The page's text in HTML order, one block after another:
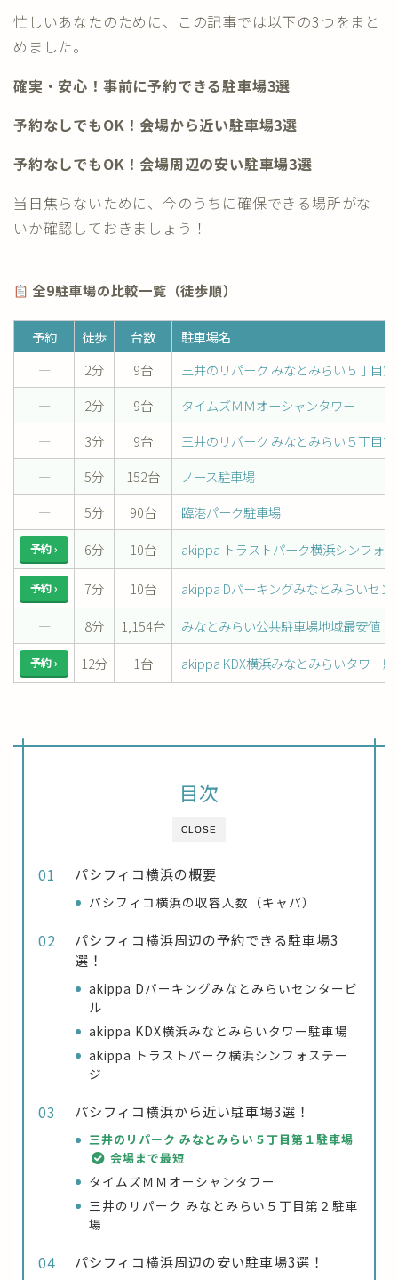
忙しいあなたのために、この記事では以下の3つをまと
めました。
確実・安心！事前に予約できる駐車場3選
予約なしでもOK！会場から近い駐車場3選
予約なしでもOK！会場周辺の安い駐車場3選
当日焦らないために、今のうちに確保できる場所がな
いか確認しておきましょう！
全9駐車場の比較一覧（徒歩順）
予約 徒歩 台数
駐車場名
―
2分 9台
三井のリパーク みなとみらい５丁目
―
2分 9台
タイムズＭＭオーシャンタワー
―
3分 9台
三井のリパーク みなとみらい５丁目
―
5分 152台
ノース駐車場
―
5分 90台 臨港パーク駐車場
予約 › 6分 10台 akippa トラストパーク横浜シンフォ
予約 › 7分 10台
akippa Dパーキングみなとみらいセン
―
8分 1,154台 みなとみらい公共駐車場地域最安値
予約 › 12分 1台 akippa KDX横浜みなとみらいタワー
CLOSE
目次
パシフィコ横浜の概要
パシフィコ横浜の収容人数（キャパ）
パシフィコ横浜周辺の予約できる駐車場3
選！
akippa Dパーキングみなとみらいセンタービ
ル
akippa KDX横浜みなとみらいタワー駐車場
akippa トラストパーク横浜シンフォステー
ジ
パシフィコ横浜から近い駐車場3選！
三井のリパーク みなとみらい５丁目第１駐車場
会場まで最短
タイムズＭＭオーシャンタワー
三井のリパーク みなとみらい５丁目第２駐車
場
パシフィコ横浜周辺の安い駐車場3選！